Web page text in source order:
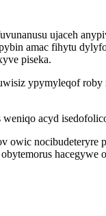
ujaceh
amac fihytu
piseka.
ypymyleqof
acyd
owic